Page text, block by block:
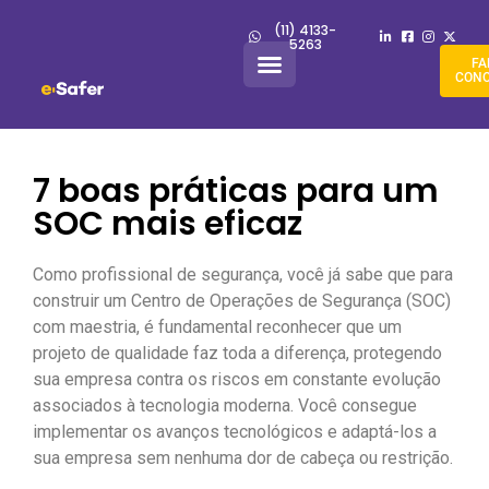
(11) 4133-
5263
7 boas práticas para um
SOC mais eficaz
Como profissional de segurança, você já sabe que para
construir um Centro de Operações de Segurança (SOC)
com maestria, é fundamental reconhecer que um
projeto de qualidade faz toda a diferença, protegendo
sua empresa contra os riscos em constante evolução
associados à tecnologia moderna. Você consegue
implementar os avanços tecnológicos e adaptá-los a
sua empresa sem nenhuma dor de cabeça ou restrição.